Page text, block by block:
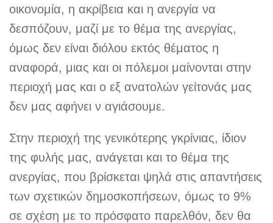
οικονομία, η ακρίβεια και η ανεργία να
δεσπόζουν, μαζί με το θέμα της ανεργίας,
όμως δεν είναι διόλου εκτός θέματος η
αναφορά, μιας και οι πόλεμοι μαίνονται στην
περιοχή μας και ο εξ ανατολών γείτονάς μας
δεν μας αφήνει ν αγιάσουμε.
Στην περιοχή της γενικότερης γκρίνιας, ίδιον
της φυλής μας, ανάγεται και το θέμα της
ανεργίας, που βρίσκεται ψηλά στις απαντήσεις
των σχετικών δημοσκοπήσεων, όμως το 9%
σε σχέση με το πρόσφατο παρελθόν, δεν θα